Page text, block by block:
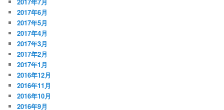
2017年6月
2017年5月
2017年4月
2017年3月
2017年2月
2017年1月
2016年12月
2016年11月
2016年10月
2016年9月